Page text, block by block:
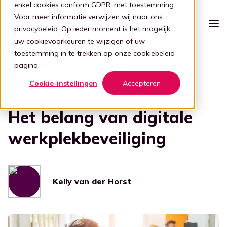
enkel cookies conform GDPR, met toestemming.
Voor meer informatie verwijzen wij naar ons
privacybeleid. Op ieder moment is het mogelijk
uw cookievoorkeuren te wijzigen of uw
toestemming in te trekken op onze cookiebeleid
pagina.
Cookie-instellingen
Accepteren
Platform
Intelligente werkplek
Eenvoudige werkplek
Stap 1: Vereenvoudigen
Verbind al je apps
Kelly, de digitale gids
Stap 3: Intelligentie
Prijzen
Voor wie
Zorg
Focus op de zorg
Ouderenzorg
Partners
Word een partner
Bied je klanten een gebruiksvriendelijke en veilige adaptieve
365.
Transformatie door tech
Evenementen
Boek demo
Back to overview
IT BEVEILIGING EN DIENSTEN Leestijd 5 min
Het belang van digitale
werkplekbeveiliging
Kelly van der Horst